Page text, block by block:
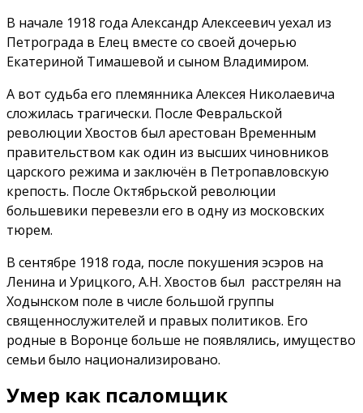
В начале 1918 года Александр Алексеевич уехал из
Петрограда в Елец вместе со своей дочерью
Екатериной Тимашевой и сыном Владимиром.
А вот судьба его племянника Алексея Николаевича
сложилась трагически. После Февральской
революции Хвостов был арестован Временным
правительством как один из высших чиновников
царского режима и заключён в Петропавловскую
крепость. После Октябрьской революции
большевики перевезли его в одну из московских
тюрем.
В сентябре 1918 года, после покушения эсэров на
Ленина и Урицкого, А.Н. Хвостов был расстрелян на
Ходынском поле в числе большой группы
священнослужителей и правых политиков. Его
родные в Воронце больше не появлялись, имущество
семьи было национализировано.
Умер как псаломщик